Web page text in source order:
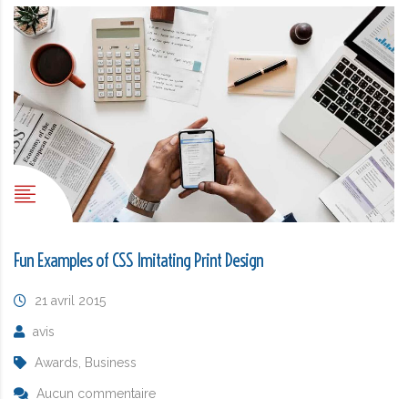
Fun Examples of CSS Imitating Print Design
21 avril 2015
avis
Awards, Business
Aucun commentaire